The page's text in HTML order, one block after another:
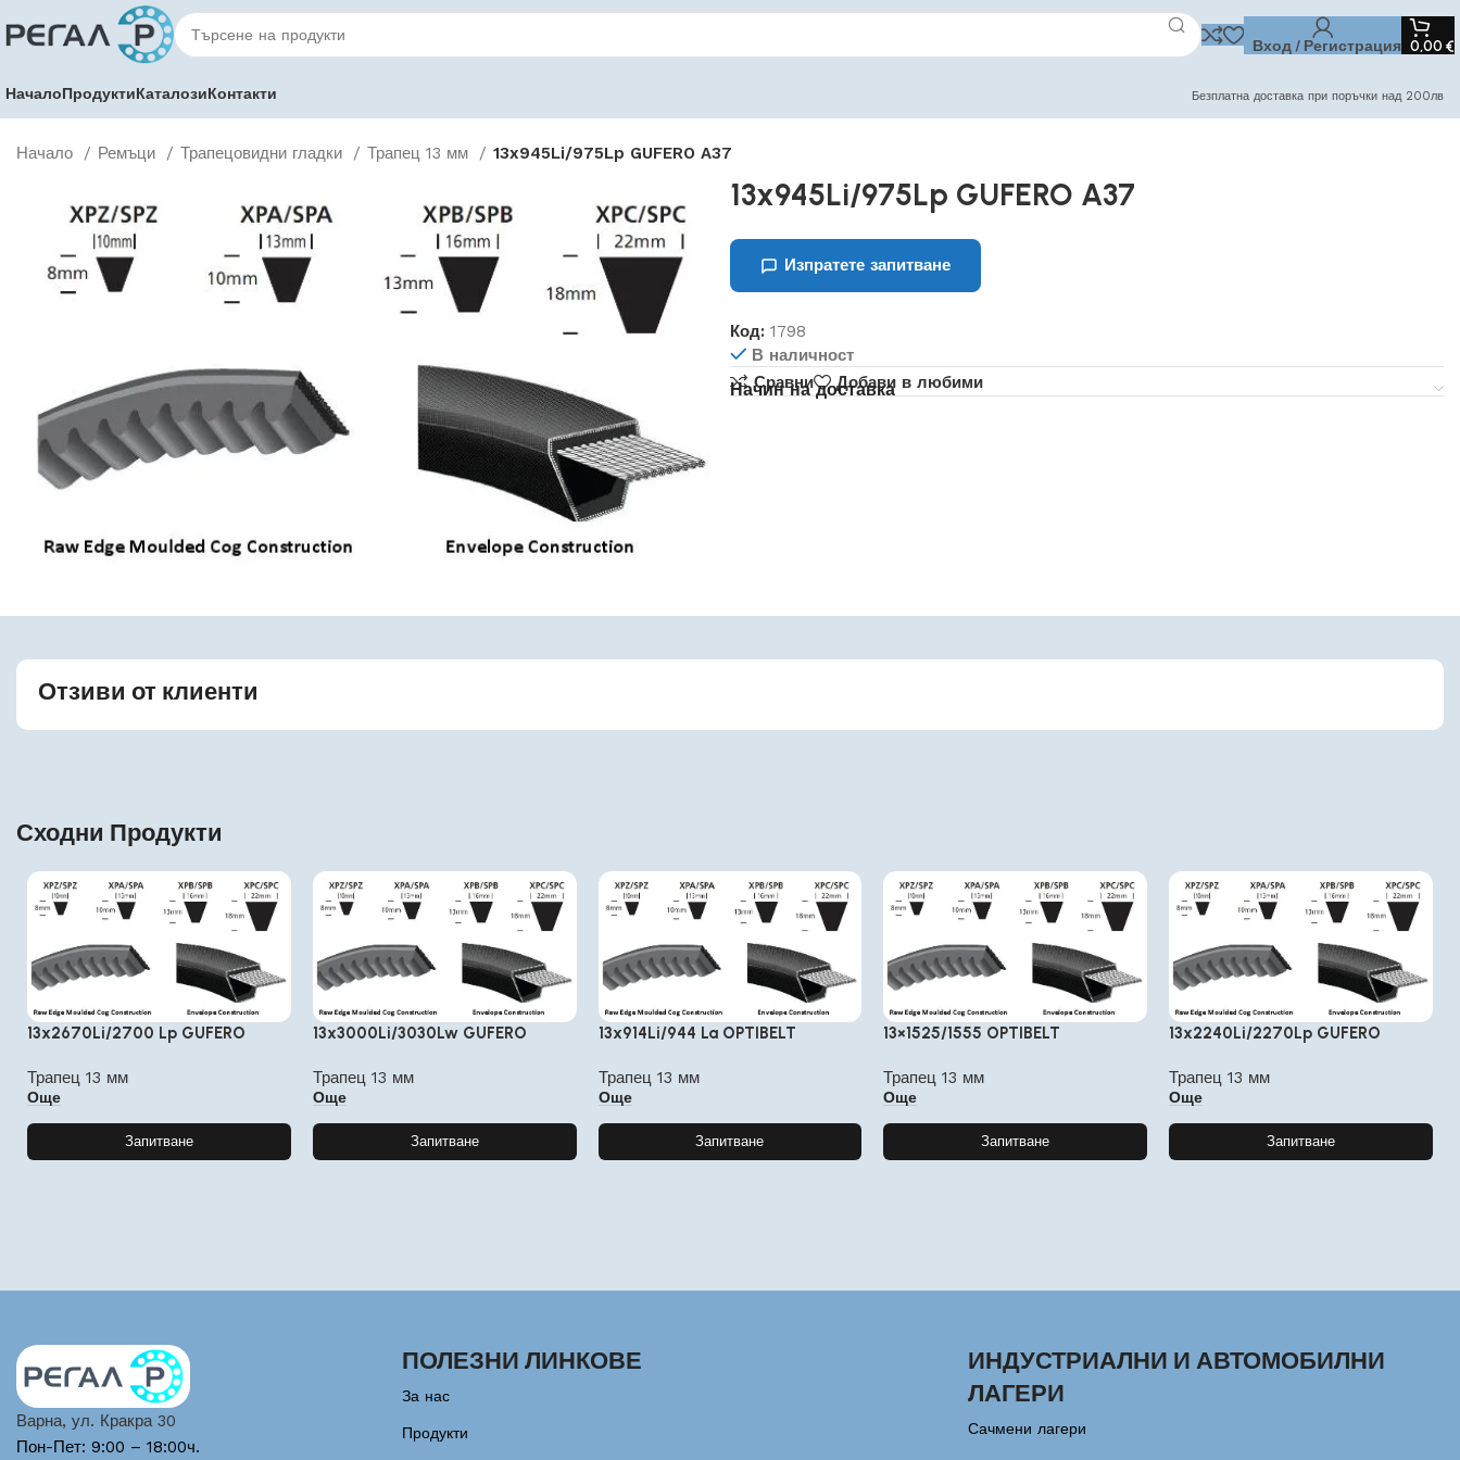
Вход / Регистрация 0,00 €
НачалоПродуктиКаталозиКонтакти Безплатна доставка при поръчки над 200лв
Начало Ремъци Трапецовидни гладки Трапец 13 мм 13x945Li/975Lp GUFERO A37
13x945Li/975Lp GUFERO A37
Изпратете запитване
Код: 1798
В наличност
Сравни
Добави в любими
Начин на доставка
Отзиви от клиенти
Сходни Продукти
13x2670Li/2700 Lp GUFERO
Трапец 13 мм
Още
Запитване
13x3000Li/3030Lw GUFERO
Трапец 13 мм
Още
Запитване
13x914Li/944 La OPTIBELT
Трапец 13 мм
Още
Запитване
13×1525/1555 OPTIBELT
Трапец 13 мм
Още
Запитване
13x2240Li/2270Lp GUFERO
Трапец 13 мм
Още
Запитване
Варна, ул. Кракра 30
Пон-Пет: 9:00 – 18:00ч.
ПОЛЕЗНИ ЛИНКОВЕ
За нас
Продукти
ИНДУСТРИАЛНИ И АВТОМОБИЛНИ
ЛАГЕРИ
Сачмени лагери